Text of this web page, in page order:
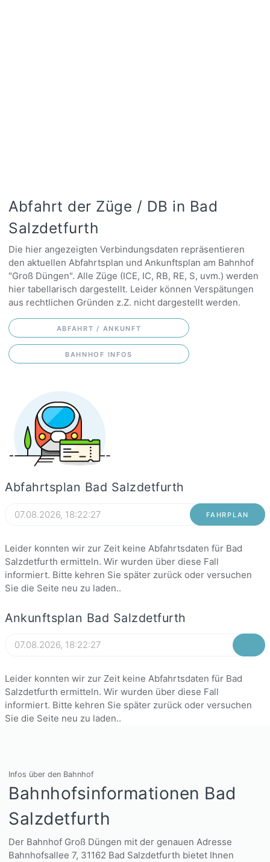
Abfahrt der Züge / DB in Bad
Salzdetfurth
Die hier angezeigten Verbindungsdaten repräsentieren
den aktuellen Abfahrtsplan und Ankunftsplan am Bahnhof
"Groß Düngen". Alle Züge (ICE, IC, RB, RE, S, uvm.) werden
hier tabellarisch dargestellt. Leider können Verspätungen
aus rechtlichen Gründen z.Z. nicht dargestellt werden.
ABFAHRT / ANKUNFT
BAHNHOF INFOS
Abfahrtsplan Bad Salzdetfurth
FAHRPLAN
Leider konnten wir zur Zeit keine Abfahrtsdaten für Bad
Salzdetfurth ermitteln. Wir wurden über diese Fall
informiert. Bitte kehren Sie später zurück oder versuchen
Sie die Seite neu zu laden..
Ankunftsplan Bad Salzdetfurth
Leider konnten wir zur Zeit keine Abfahrtsdaten für Bad
Salzdetfurth ermitteln. Wir wurden über diese Fall
informiert. Bitte kehren Sie später zurück oder versuchen
Sie die Seite neu zu laden..
Infos über den Bahnhof
Bahnhofsinformationen Bad
Salzdetfurth
Der Bahnhof Groß Düngen mit der genauen Adresse
Bahnhofsallee 7, 31162 Bad Salzdetfurth bietet Ihnen